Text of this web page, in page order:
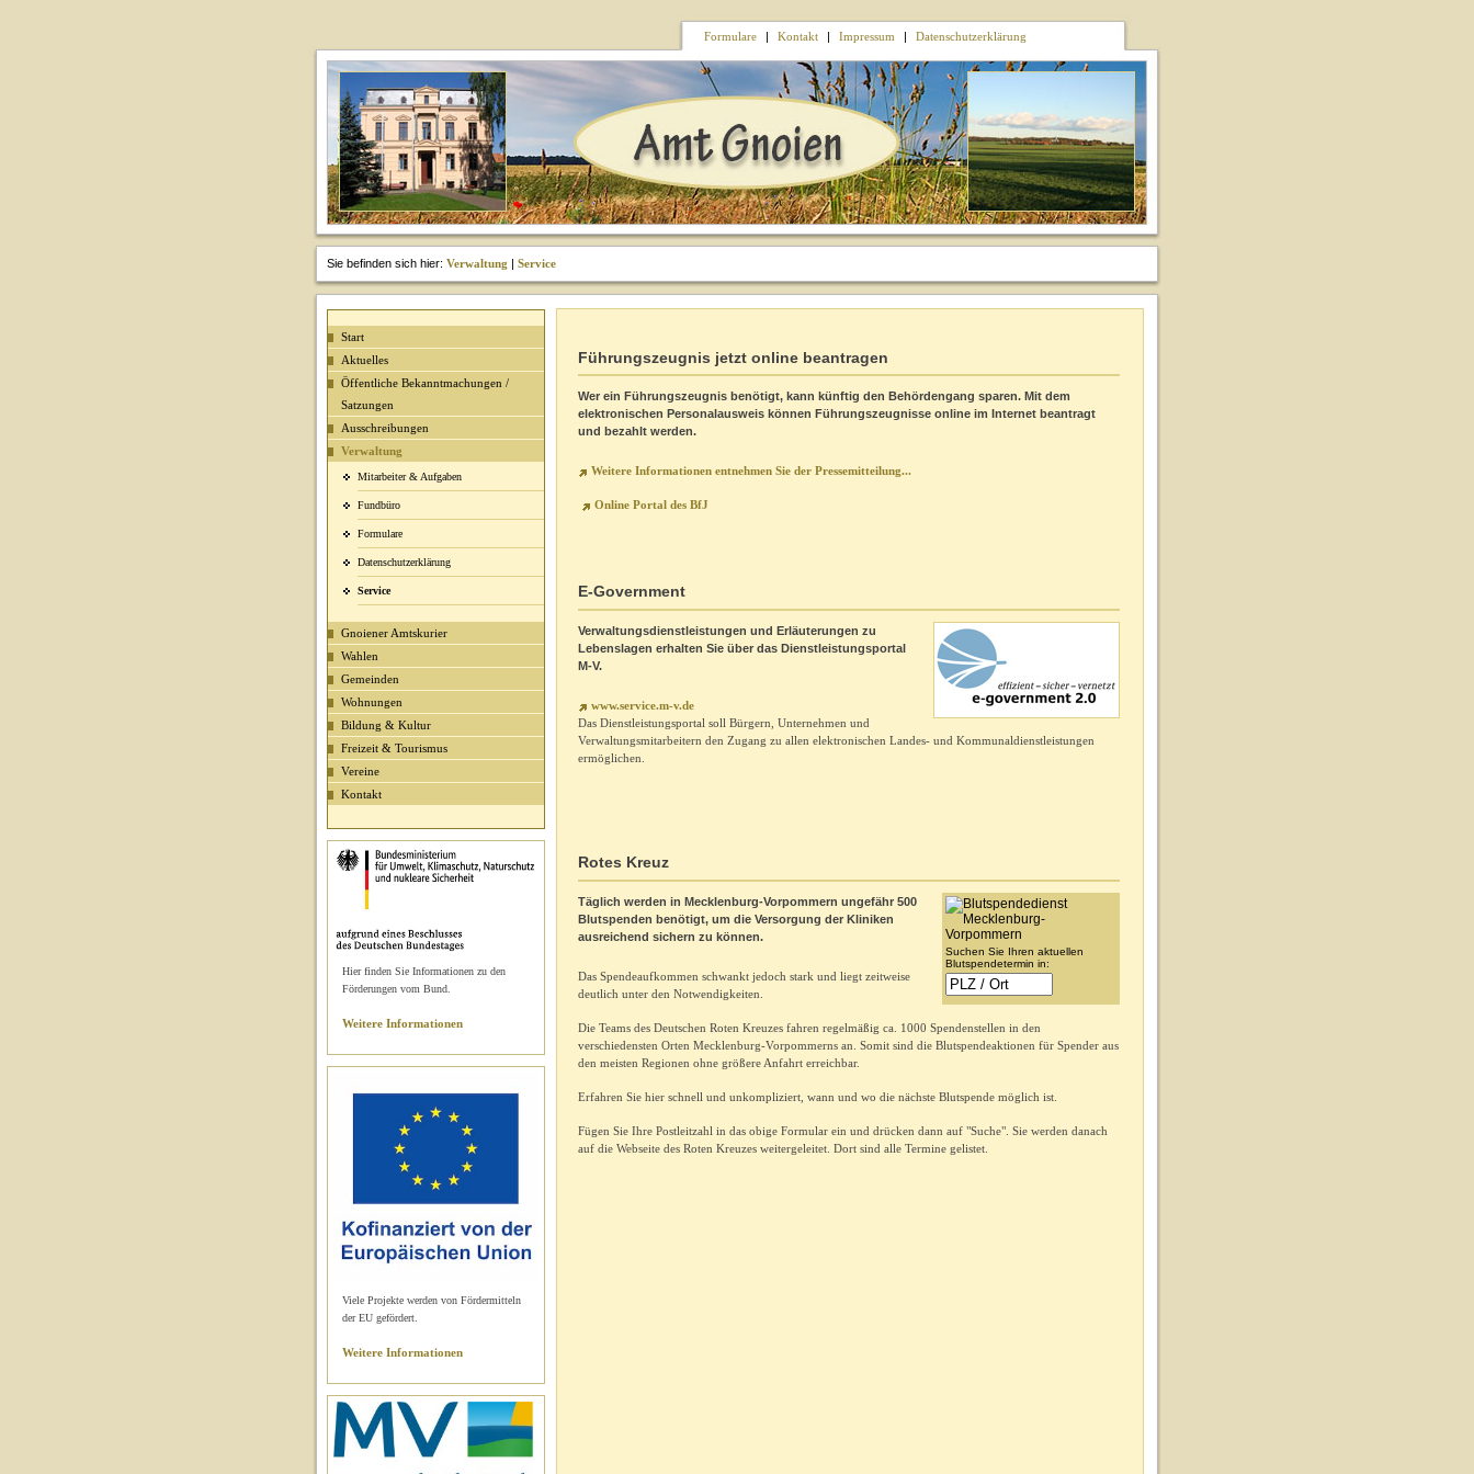
Formulare | Kontakt | Impressum | Datenschutzerklärung
Sie befinden sich hier: Verwaltung | Service
Start
Aktuelles
Öffentliche Bekanntmachungen /
Satzungen
Ausschreibungen
Verwaltung
Mitarbeiter & Aufgaben
Fundbüro
Formulare
Datenschutzerklärung
Service
Gnoiener Amtskurier
Wahlen
Gemeinden
Wohnungen
Bildung & Kultur
Freizeit & Tourismus
Vereine
Kontakt
Hier finden Sie Informationen zu den
Förderungen vom Bund.
Weitere Informationen
Viele Projekte werden von Fördermitteln
der EU gefördert.
Weitere Informationen
Führungszeugnis jetzt online beantragen
Wer ein Führungszeugnis benötigt, kann künftig den Behördengang sparen. Mit dem
elektronischen Personalausweis können Führungszeugnisse online im Internet beantragt
und bezahlt werden.
Weitere Informationen entnehmen Sie der Pressemitteilung...
Online Portal des BfJ
E-Government
Verwaltungsdienstleistungen und Erläuterungen zu
Lebenslagen erhalten Sie über das Dienstleistungsportal
M-V.
www.service.m-v.de
Das Dienstleistungsportal soll Bürgern, Unternehmen und
Verwaltungsmitarbeitern den Zugang zu allen elektronischen Landes- und Kommunaldienstleistungen
ermöglichen.
Rotes Kreuz
Suchen Sie Ihren aktuellen
Blutspendetermin in:
Täglich werden in Mecklenburg-Vorpommern ungefähr 500
Blutspenden benötigt, um die Versorgung der Kliniken
ausreichend sichern zu können.
Das Spendeaufkommen schwankt jedoch stark und liegt zeitweise
deutlich unter den Notwendigkeiten.
Die Teams des Deutschen Roten Kreuzes fahren regelmäßig ca. 1000 Spendenstellen in den
verschiedensten Orten Mecklenburg-Vorpommerns an. Somit sind die Blutspendeaktionen für Spender aus
den meisten Regionen ohne größere Anfahrt erreichbar.
Erfahren Sie hier schnell und unkompliziert, wann und wo die nächste Blutspende möglich ist.
Fügen Sie Ihre Postleitzahl in das obige Formular ein und drücken dann auf "Suche". Sie werden danach
auf die Webseite des Roten Kreuzes weitergeleitet. Dort sind alle Termine gelistet.